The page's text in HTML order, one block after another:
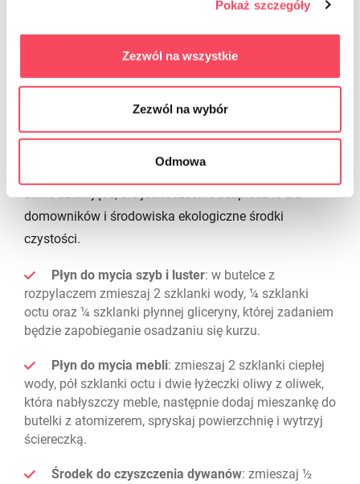
Pokaż szczegóły
Zezwól na wszystkie
Zezwól na wybór
Odmowa
naturalne środki czystości
Przedświąteczne porządki znacznie ułatwią Ci
skuteczne środki czystości. Czy ekologiczne preparaty
mogą takie być? Jak najbardziej! Moc sody
produktów do sprzątania. Poznaj kilka receptur na
domowników i środowiska ekologiczne środki
czystości.
Płyn do mycia szyb i luster: w butelce z
rozpylaczem zmieszaj 2 szklanki wody, ¼ szklanki
octu oraz ¼ szklanki płynnej gliceryny, której zadaniem
będzie zapobieganie osadzaniu się kurzu.
Płyn do mycia mebli: zmieszaj 2 szklanki ciepłej
wody, pół szklanki octu i dwie łyżeczki oliwy z oliwek,
która nabłyszczy meble, następnie dodaj mieszankę do
butelki z atomizerem, spryskaj powierzchnię i wytrzyj
ściereczką.
Środek do czyszczenia dywanów: zmieszaj ½